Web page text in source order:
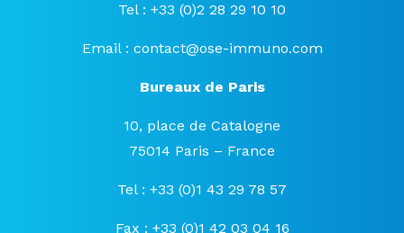
Tel : +33 (0)2 28 29 10 10
Email : contact@ose-immuno.com
Bureaux de Paris
10, place de Catalogne
75014 Paris – France
Tel : +33 (0)1 43 29 78 57
Fax : +33 (0)1 42 03 04 16